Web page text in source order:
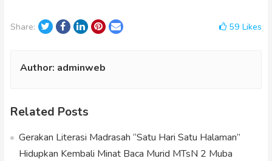
Share: TwitterFacebook
LinkedInPinterest
Email 59Likes
Author: adminweb
Related Posts
Gerakan Literasi Madrasah “Satu Hari Satu Halaman”
Hidupkan Kembali Minat Baca Murid MTsN 2 Muba